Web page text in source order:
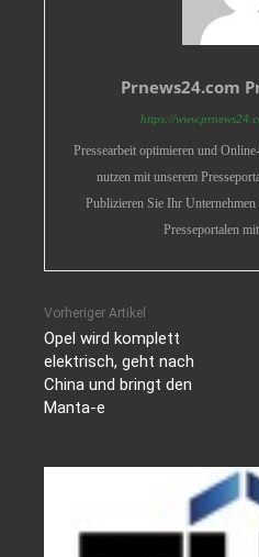
Prnews24.com
https://
Pressearbeit optimieren und
nutzen mit unserem
Publizieren Sie Ihr
Presseportalen
Vorheriger Artikel
Opel wird komplett
elektrisch, geht nach
China und bringt den
Manta-e